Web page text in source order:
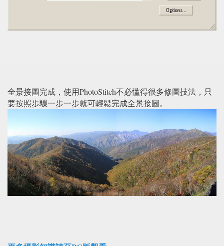
全景接圖完成，使用PhotoStitch不必懂得很多修圖技法，只
要按照步驟一步一步就可輕鬆完成全景接圖。